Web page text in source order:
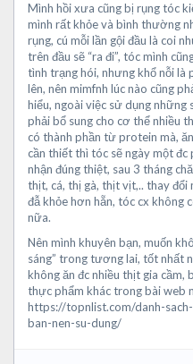
Mình hồi xưa cũng bị rụng tóc
mình rất khỏe và bình thường
rụng, cú mỗi lần gội đầu là coi
trên đầu sẽ “ra đi”, tóc mình
tình trạng hói, nhưng khổ nỗi là
lên, nên mimfnh lúc nào cũng
hiểu, ngoài việc sử dụng những
phải bổ sung cho cơ thể nhiều
có thành phần từ protein mà,
cần thiết thì tóc sẽ ngày một đc
nhận đúng thiệt, sau 3 tháng
thịt, cá, thị gà, thịt vịt,.. thay
đẫ khỏe hơn hẵn, tóc cx không
nữa.
Nên mình khuyên bạn, muốn
sáng” trong tương lai, tốt nhất
không ăn đc nhiều thịt gia cầm,
thực phẩm khác trong bài web
https://topnlist.com/danh-
ban-nen-su-dung/